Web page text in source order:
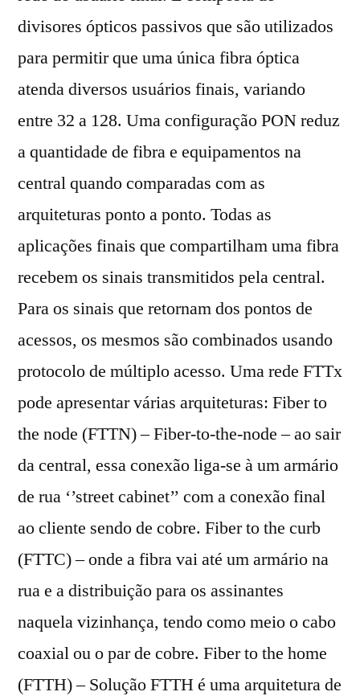
divisores ópticos passivos que são utilizados
para permitir que uma única fibra óptica
atenda diversos usuários finais, variando
entre 32 a 128. Uma configuração PON reduz
a quantidade de fibra e equipamentos na
central quando comparadas com as
arquiteturas ponto a ponto. Todas as
aplicações finais que compartilham uma fibra
recebem os sinais transmitidos pela central.
Para os sinais que retornam dos pontos de
acessos, os mesmos são combinados usando
protocolo de múltiplo acesso. Uma rede FTTx
pode apresentar várias arquiteturas: Fiber to
the node (FTTN) – Fiber-to-the-node – ao sair
da central, essa conexão liga-se à um armário
de rua ‘’street cabinet’’ com a conexão final
ao cliente sendo de cobre. Fiber to the curb
(FTTC) – onde a fibra vai até um armário na
rua e a distribuição para os assinantes
naquela vizinhança, tendo como meio o cabo
coaxial ou o par de cobre. Fiber to the home
(FTTH) – Solução FTTH é uma arquitetura de